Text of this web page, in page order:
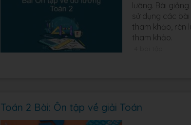
lường. Bài
sử dụng các
tham khảo, rèn
tham khảo.
Toán 2 Bài: Ôn tập về giải Toán